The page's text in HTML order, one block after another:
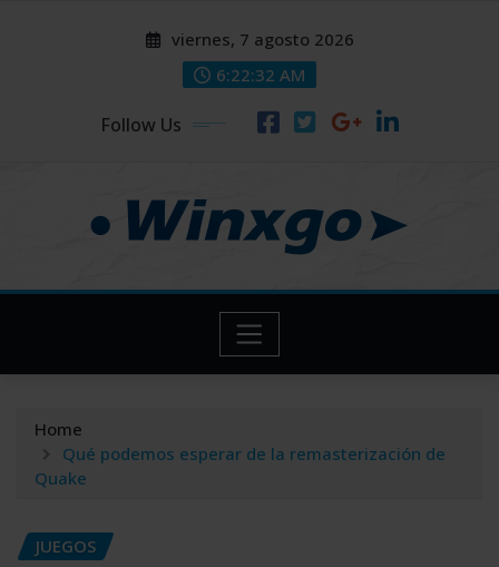
viernes, 7 agosto 2026
6:22:33 AM
Follow Us
Home
Qué podemos esperar de la remasterización de
Quake
JUEGOS